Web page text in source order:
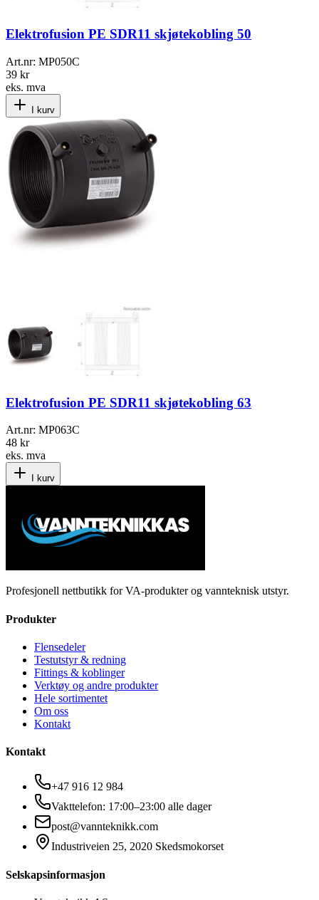
Elektrofusion PE SDR11 skjøtekobling 50
Art.nr: MP050C
39 kr
eks. mva
I kurv
Elektrofusion PE SDR11 skjøtekobling 63
Art.nr: MP063C
48 kr
eks. mva
I kurv
Profesjonell nettbutikk for VA-produkter og vannteknisk utstyr.
Produkter
Flensedeler
Testutstyr & redning
Fittings & koblinger
Verktøy og andre produkter
Hele sortimentet
Om oss
Kontakt
Kontakt
+47 916 12 984
Vakttelefon: 17:00–23:00 alle dager
post@vannteknikk.com
Industriveien 25, 2020 Skedsmokorset
Selskapsinformasjon